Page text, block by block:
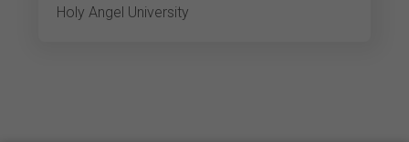
Holy Angel University